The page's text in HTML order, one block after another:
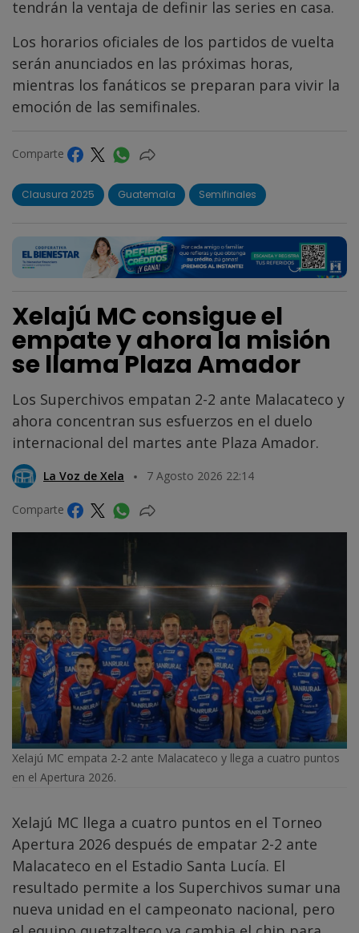
tendrán la ventaja de definir las series en casa.
Los horarios oficiales de los partidos de vuelta
serán anunciados en las próximas horas,
mientras los fanáticos se preparan para vivir la
emoción de las semifinales.
Comparte
Clausura 2025 Guatemala Semifinales
Xelajú MC consigue el
empate y ahora la misión
se llama Plaza Amador
Los Superchivos empatan 2-2 ante Malacateco y
ahora concentran sus esfuerzos en el duelo
internacional del martes ante Plaza Amador.
La Voz de Xela 7 Agosto 2026 22:14
Comparte
Xelajú MC empata 2-2 ante Malacateco y llega a cuatro puntos
en el Apertura 2026.
Xelajú MC llega a cuatro puntos en el Torneo
Apertura 2026 después de empatar 2-2 ante
Malacateco en el Estadio Santa Lucía. El
resultado permite a los Superchivos sumar una
nueva unidad en el campeonato nacional, pero